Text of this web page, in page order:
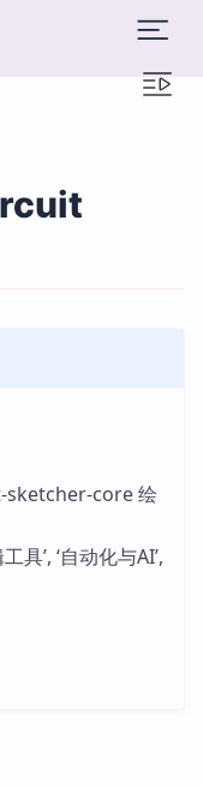
sketcher-core 绘
具’, ‘自动化与AI’,